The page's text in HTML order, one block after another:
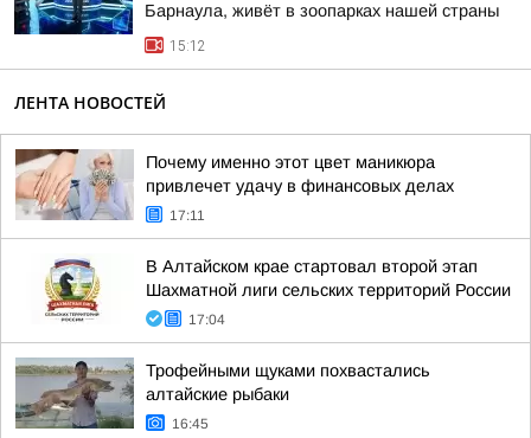
Барнаула, живёт в зоопарках нашей страны
15:12
ЛЕНТА НОВОСТЕЙ
Почему именно этот цвет маникюра
привлечет удачу в финансовых делах
17:11
В Алтайском крае стартовал второй этап
Шахматной лиги сельских территорий России
17:04
Трофейными щуками похвастались
алтайские рыбаки
16:45